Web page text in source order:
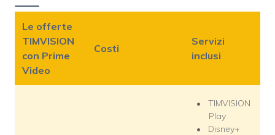
Le offerte
TIMVISION
con Prime
Video
Costi
Servizi
inclusi
TIMVISION
Play
Disney+